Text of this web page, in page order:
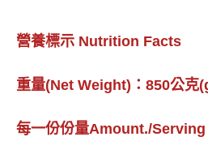
營養標示 Nutrition Facts
重量(Net Weight)：850公克
每一份份量Amount./Serving